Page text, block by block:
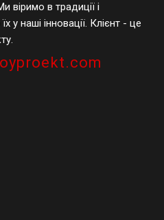
віримо в традиції і
у наші інновації. Клієнт - це